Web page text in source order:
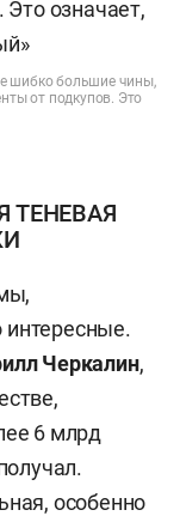
шибко большие чины,
от подкупов. Это
ТЕНЕВАЯ
Черкалин,
6 млрд
особенно